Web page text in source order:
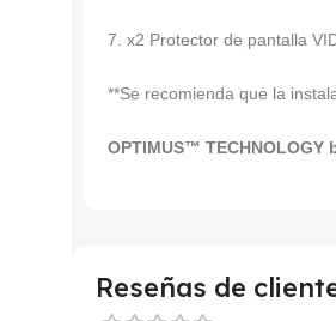
7. x2 Protector de pantalla
**Se recomienda que la
OPTIMUS™ TECHNOLOGY
Reseñas de